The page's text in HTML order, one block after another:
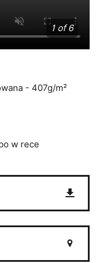
1 of 6
- 407g/m²
w rece